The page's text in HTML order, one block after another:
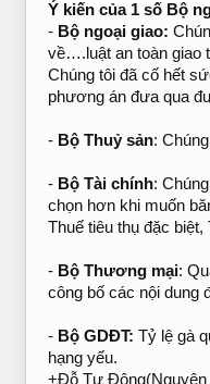
Ý kiến của 1 số Bộ
- Bộ ngoại giao:
về….luật an toàn
Chúng tôi đã cố hết
phương án đưa qua
- Bộ Thuỷ sản:
- Bộ Tài chính:
chọn hơn khi muốn
Thuế tiêu thụ đặc
- Bộ Thương mại:
công bố các nội dung
- Bộ GDÐT: Tỷ lệ gà
hạng yếu.
+Đỗ Tư Đông(Nguyên